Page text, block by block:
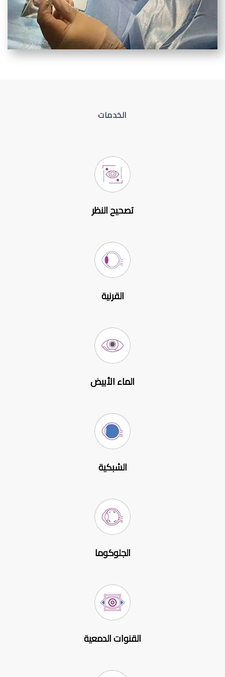
الخدمات
تصحيح النظر
القرنية
الماء الأبيض
الشبكية
الجلوكوما
القنوات الدمعية